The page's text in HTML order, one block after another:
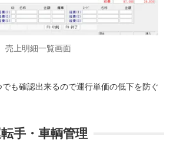
売上明細一覧画面
も確認出来るので運行単価の低下を防ぐ
手・車輌管理